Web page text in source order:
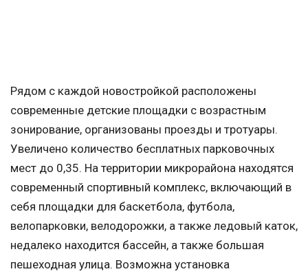
Рядом с каждой новостройкой расположены
современные детские площадки с возрастным
зонирование, организованы проезды и тротуары.
Увеличено количество бесплатных парковочных
мест до 0,35. На территории микрорайона находятся
современный спортивный комплекс, включающий в
себя площадки для баскетбола, футбола,
велопарковки, велодорожки, а также ледовый каток,
недалеко находится бассейн, а также большая
пешеходная улица. Возможна установка